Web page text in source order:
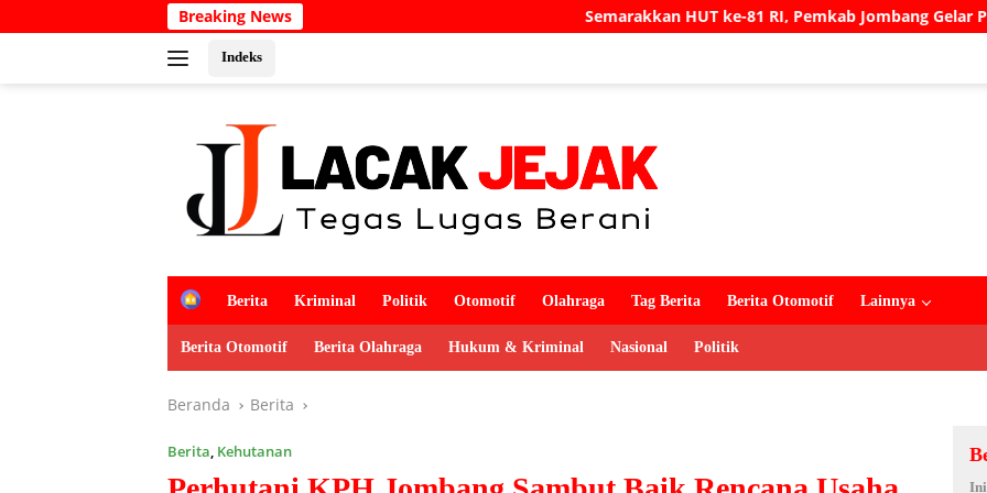
ke
Breaking News Semarakkan HUT ke-81 RI, Pemkab Jombang Gelar Porkab 2026 untuk Pererat
Indeks
H
m
e
Berita Kriminal Politik Otomotif Olahraga Tag Berita Berita Otomotif Lainnya
Berita Otomotif Berita Olahraga Hukum & Kriminal Nasional Politik
Beranda Berita
Berita, Kehutanan